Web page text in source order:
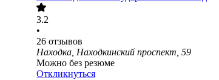
3.2
•
26 отзывов
Находка, Находкинский проспект, 59
Можно без резюме
Откликнуться